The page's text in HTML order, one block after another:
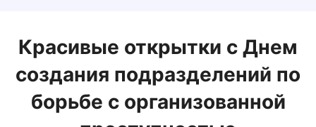
Красивые открытки с Днем
создания подразделений по
борьбе с организованной